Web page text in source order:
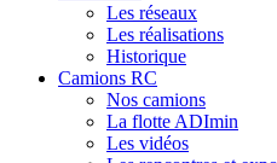
Les réseaux
Les réalisations
Historique
Camions RC
Nos camions
La flotte ADImin
Les vidéos